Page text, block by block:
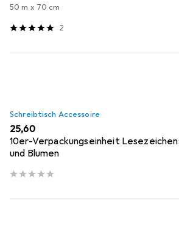
50 m x 70 cm
2
Schreibtisch Accessoire
EUR
25,60
10er-Verpackungseinheit
und Blumen